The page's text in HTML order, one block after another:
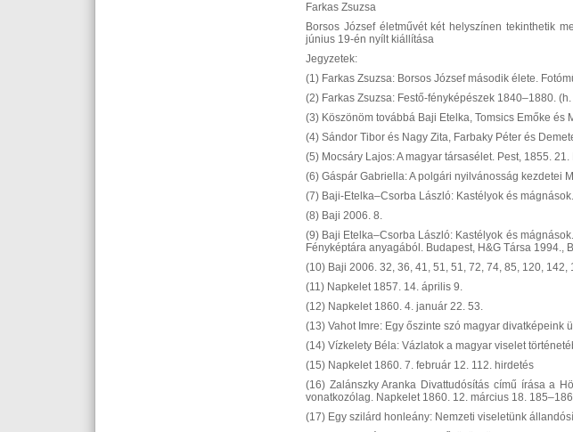
Farkas Zsuzsa
Borsos József életművét két helyszínen tekinthetik
június 19-én nyílt kiállítása
Jegyzetek:
(1) Farkas Zsuzsa: Borsos József második élete.
(2) Farkas Zsuzsa: Festő-fényképészek 1840–1880.
(3) Köszönöm továbbá Baji Etelka, Tomsics Emőke és
(4) Sándor Tibor és Nagy Zita, Farbaky Péter és
(5) Mocsáry Lajos: A magyar társasélet. Pest, 1855.
(6) Gáspár Gabriella: A polgári nyilvánosság kezdetei
(7) Baji-Etelka–Csorba László: Kastélyok és
(8) Baji 2006. 8.
(9) Baji Etelka–Csorba László: Kastélyok és
Fényképtára anyagából. Budapest, H&G Társa 1994.,
(10) Baji 2006. 32, 36, 41, 51, 51, 72, 74, 85, 120, 142,
(11) Napkelet 1857. 14. április 9.
(12) Napkelet 1860. 4. január 22. 53.
(13) Vahot Imre: Egy őszinte szó magyar divatképeink
(14) Vízkelety Béla: Vázlatok a magyar viselet
(15) Napkelet 1860. 7. február 12. 112. hirdetés
(16) Zalánszky Aranka Divattudósítás című írása a
vonatkozólag. Napkelet 1860. 12. március 18.
(17) Egy szilárd honleány: Nemzeti viseletünk